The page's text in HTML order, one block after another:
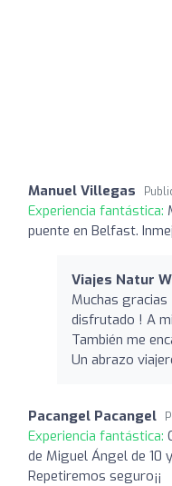
Manuel Villegas
Experiencia fantástica:
puente en Belfast.
Viajes Natur
Muchas gracias
disfrutado ! A mi
También me
Un abrazo
Pacangel Pacangel
Experiencia fantástica:
de Miguel Ángel de 10
Repetiremos seguro¡¡